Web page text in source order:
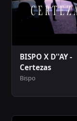
BISPO X D''AY -
Certezas
Bispo